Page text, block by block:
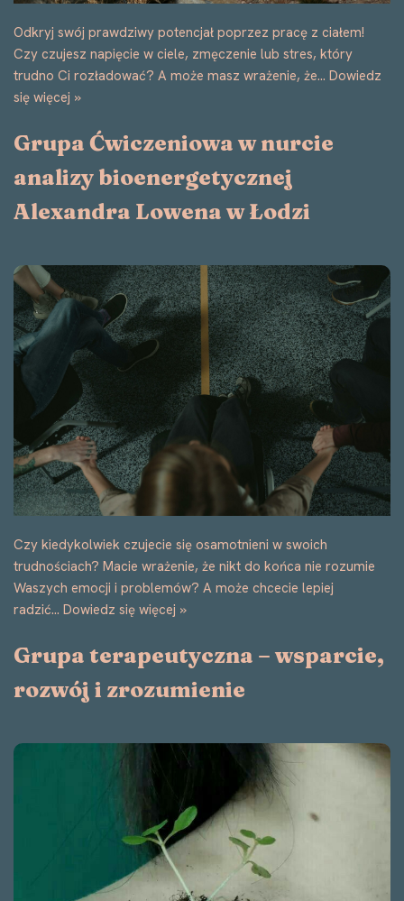
Czy kiedykolwiek czujecie się osamotnieni w swoich
trudnościach? Macie wrażenie, że nikt do końca nie rozumie
Waszych emocji i problemów? A może chcecie lepiej
radzić…
Dowiedz się więcej »
Grupa terapeutyczna – wsparcie,
rozwój i zrozumienie
W dzisiejszym świecie, pełnym pośpiechu i oczekiwań, stres
stał się nieodłączną częścią naszego życia. Czasami czujemy
się, jakby nasze emocje były zbyt duże, by je…